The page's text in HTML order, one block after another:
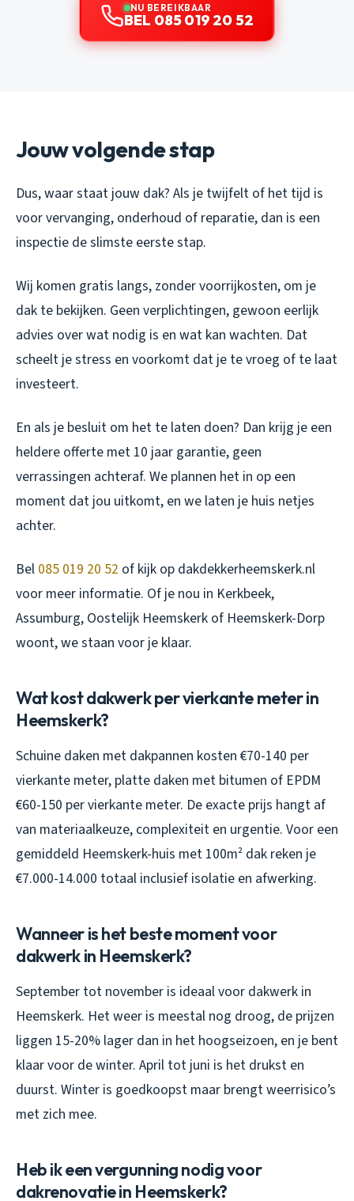
NU BEREIKBAAR
BEL 085 019 20 52
Jouw volgende stap
Dus, waar staat jouw dak? Als je twijfelt of het tijd is
voor vervanging, onderhoud of reparatie, dan is een
inspectie de slimste eerste stap.
Wij komen gratis langs, zonder voorrijkosten, om je
dak te bekijken. Geen verplichtingen, gewoon eerlijk
advies over wat nodig is en wat kan wachten. Dat
scheelt je stress en voorkomt dat je te vroeg of te laat
investeert.
En als je besluit om het te laten doen? Dan krijg je een
heldere offerte met 10 jaar garantie, geen
verrassingen achteraf. We plannen het in op een
moment dat jou uitkomt, en we laten je huis netjes
achter.
Bel 085 019 20 52 of kijk op dakdekkerheemskerk.nl
voor meer informatie. Of je nou in Kerkbeek,
Assumburg, Oostelijk Heemskerk of Heemskerk-Dorp
woont, we staan voor je klaar.
Wat kost dakwerk per vierkante meter in
Heemskerk?
Schuine daken met dakpannen kosten €70-140 per
vierkante meter, platte daken met bitumen of EPDM
€60-150 per vierkante meter. De exacte prijs hangt af
van materiaalkeuze, complexiteit en urgentie. Voor een
gemiddeld Heemskerk-huis met 100m² dak reken je
€7.000-14.000 totaal inclusief isolatie en afwerking.
Wanneer is het beste moment voor
dakwerk in Heemskerk?
September tot november is ideaal voor dakwerk in
Heemskerk. Het weer is meestal nog droog, de prijzen
liggen 15-20% lager dan in het hoogseizoen, en je bent
klaar voor de winter. April tot juni is het drukst en
duurst. Winter is goedkoopst maar brengt weerrisico’s
met zich mee.
Heb ik een vergunning nodig voor
dakrenovatie in Heemskerk?